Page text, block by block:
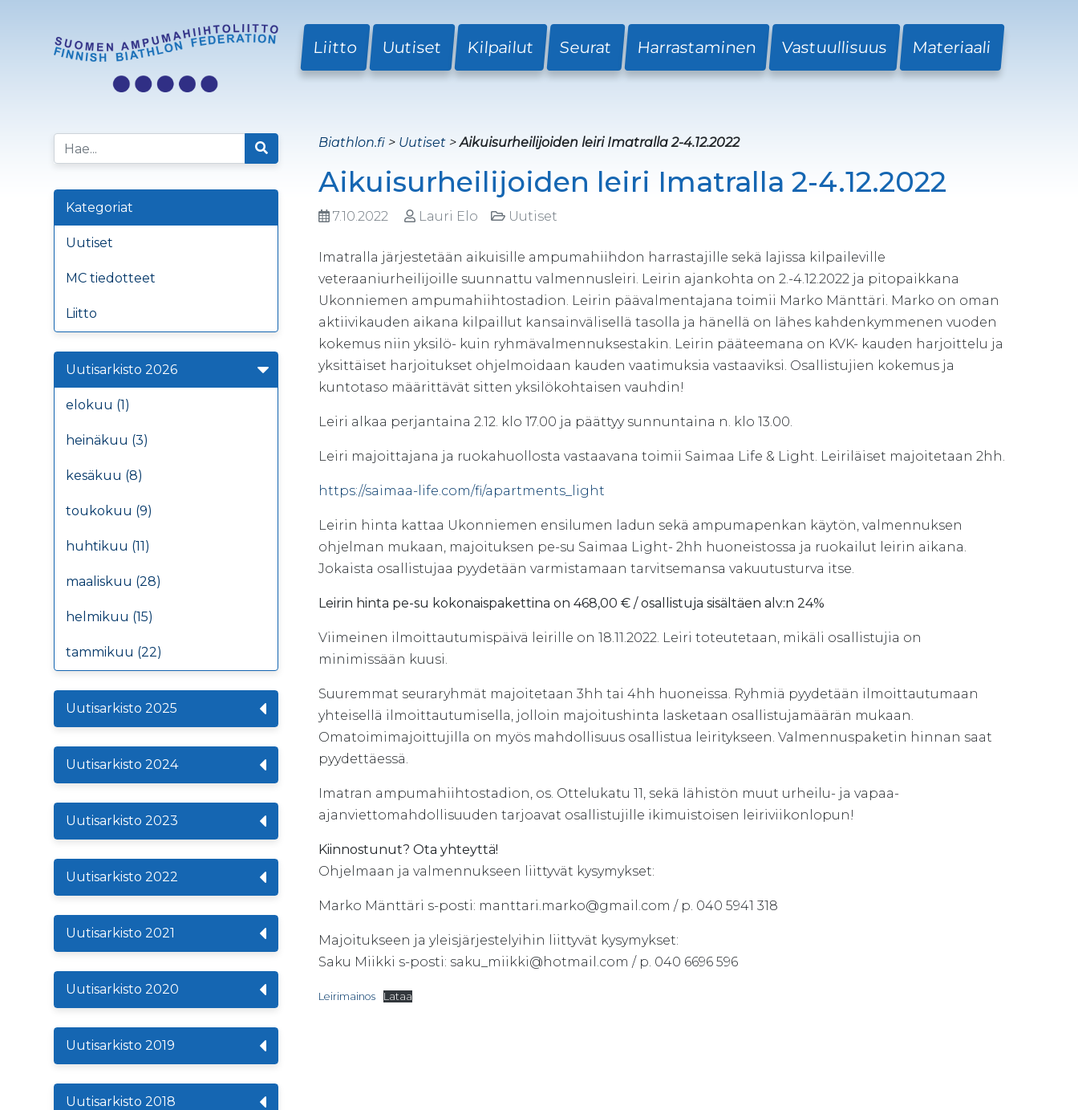
Liitto Uutiset Kilpailut Seurat Harrastaminen Vastuullisuus Materiaali
Kategoriat
Uutiset
MC tiedotteet
Liitto
Uutisarkisto 2026
elokuu (1)
heinäkuu (3)
kesäkuu (8)
toukokuu (9)
huhtikuu (11)
maaliskuu (28)
helmikuu (15)
tammikuu (22)
Uutisarkisto 2025
Uutisarkisto 2024
Uutisarkisto 2023
Uutisarkisto 2022
Uutisarkisto 2021
Uutisarkisto 2020
Uutisarkisto 2019
Uutisarkisto 2018
Biathlon.fi > Uutiset >Aikuisurheilijoiden leiri Imatralla 2-4.12.2022
Aikuisurheilijoiden leiri Imatralla 2-4.12.2022
7.10.2022 Lauri Elo Uutiset
Imatralla järjestetään aikuisille ampumahiihdon harrastajille sekä lajissa kilpaileville
veteraaniurheilijoille suunnattu valmennusleiri. Leirin ajankohta on 2.-4.12.2022 ja pitopaikkana
Ukonniemen ampumahiihtostadion. Leirin päävalmentajana toimii Marko Mänttäri. Marko on oman
aktiivikauden aikana kilpaillut kansainvälisellä tasolla ja hänellä on lähes kahdenkymmenen vuoden
kokemus niin yksilö- kuin ryhmävalmennuksestakin. Leirin pääteemana on KVK- kauden harjoittelu ja
yksittäiset harjoitukset ohjelmoidaan kauden vaatimuksia vastaaviksi. Osallistujien kokemus ja
kuntotaso määrittävät sitten yksilökohtaisen vauhdin!
Leiri alkaa perjantaina 2.12. klo 17.00 ja päättyy sunnuntaina n. klo 13.00.
Leiri majoittajana ja ruokahuollosta vastaavana toimii Saimaa Life & Light. Leiriläiset majoitetaan 2hh.
https://saimaa-life.com/fi/apartments_light
Leirin hinta kattaa Ukonniemen ensilumen ladun sekä ampumapenkan käytön, valmennuksen
ohjelman mukaan, majoituksen pe-su Saimaa Light- 2hh huoneistossa ja ruokailut leirin aikana.
Jokaista osallistujaa pyydetään varmistamaan tarvitsemansa vakuutusturva itse.
Leirin hinta pe-su kokonaispakettina on 468,00 € / osallistuja sisältäen alv:n 24%
Viimeinen ilmoittautumispäivä leirille on 18.11.2022. Leiri toteutetaan, mikäli osallistujia on
minimissään kuusi.
Suuremmat seuraryhmät majoitetaan 3hh tai 4hh huoneissa. Ryhmiä pyydetään ilmoittautumaan
yhteisellä ilmoittautumisella, jolloin majoitushinta lasketaan osallistujamäärän mukaan.
Omatoimimajoittujilla on myös mahdollisuus osallistua leiritykseen. Valmennuspaketin hinnan saat
pyydettäessä.
Imatran ampumahiihtostadion, os. Ottelukatu 11, sekä lähistön muut urheilu- ja vapaa-
ajanviettomahdollisuuden tarjoavat osallistujille ikimuistoisen leiriviikonlopun!
Kiinnostunut? Ota yhteyttä!
Ohjelmaan ja valmennukseen liittyvät kysymykset:
Marko Mänttäri s-posti: manttari.marko@gmail.com / p. 040 5941 318
Majoitukseen ja yleisjärjestelyihin liittyvät kysymykset:
Saku Miikki s-posti: saku_miikki@hotmail.com / p. 040 6696 596
Leirimainos Lataa